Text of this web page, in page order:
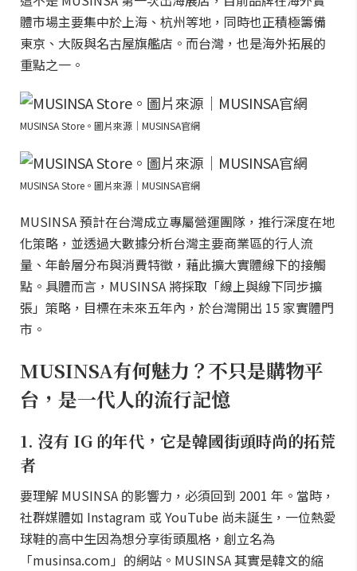
體市場主要集中於上海、杭州等地，同時也正積極籌備
東京、大阪與名古屋旗艦店。而台灣，也是海外拓展的
重點之一。
MUSINSA Store。圖片來源｜MUSINSA官網
MUSINSA Store。圖片來源｜MUSINSA官網
MUSINSA 預計在台灣成立專屬營運團隊，推行深度在地
化策略，並透過大數據分析台灣主要商業區的行人流
量、年齡層分布與消費特徵，藉此擴大實體線下的接觸
點。具體而言，MUSINSA 將採取「線上與線下同步擴
張」策略，目標在未來五年內，於台灣開出 15 家實體門
市。
MUSINSA有何魅力？不只是購物平
台，是一代人的流行記憶
1. 沒有 IG 的年代，它是韓國街頭時尚的拓荒
者
要理解 MUSINSA 的影響力，必須回到 2001 年。當時，
社群媒體如 Instagram 或 YouTube 尚未誕生，一位熱愛
球鞋的高中生因為想分享街頭風格，創立名為
「musinsa.com」的網站。MUSINSA 其實是韓文的縮